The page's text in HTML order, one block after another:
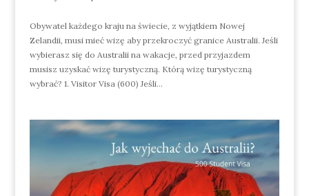
Obywatel każdego kraju na świecie, z wyjątkiem Nowej
Zelandii, musi mieć wizę aby przekroczyć granice Australii. Jeśli
wybierasz się do Australii na wakacje, przed przyjazdem
musisz uzyskać wizę turystyczną. Którą wizę turystyczną
wybrać? 1. Visitor Visa (600) Jeśli...